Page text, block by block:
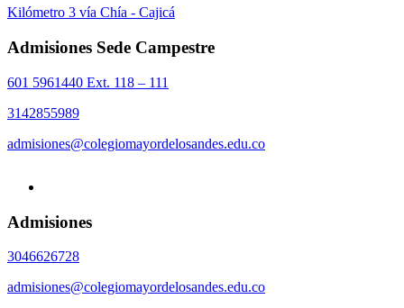
Kilómetro 3 vía Chía - Cajicá
Admisiones Sede Campestre
601 5961440 Ext. 118 – 111
3142855989
admisiones@colegiomayordelosandes.edu.co
Admisiones
3046626728
admisiones@colegiomayordelosandes.edu.co